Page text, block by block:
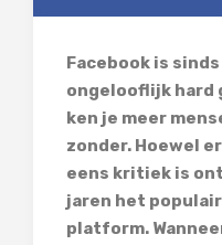
Facebook is
ongelooflijk hard
ken je meer
zonder. Hoewel
eens kritiek is
jaren het
platform.